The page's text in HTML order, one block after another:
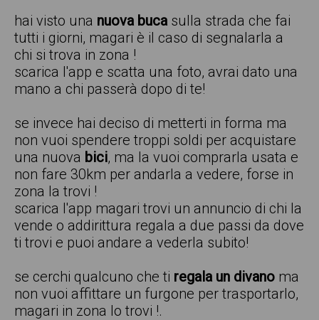
hai visto una nuova buca sulla strada che fai
tutti i giorni, magari è il caso di segnalarla a
chi si trova in zona !
scarica l'app e scatta una foto, avrai dato una
mano a chi passerà dopo di te!
se invece hai deciso di metterti in forma ma
non vuoi spendere troppi soldi per acquistare
una nuova bici, ma la vuoi comprarla usata e
non fare 30km per andarla a vedere, forse in
zona la trovi !
scarica l'app magari trovi un annuncio di chi la
vende o addirittura regala a due passi da dove
ti trovi e puoi andare a vederla subito!
se cerchi qualcuno che ti regala un divano ma
non vuoi affittare un furgone per trasportarlo,
magari in zona lo trovi !.